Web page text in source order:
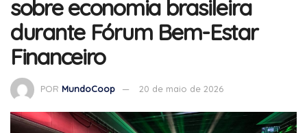
sobre economia brasileira
durante Fórum Bem-Estar
Financeiro
POR MundoCoop 20 de maio de 2026